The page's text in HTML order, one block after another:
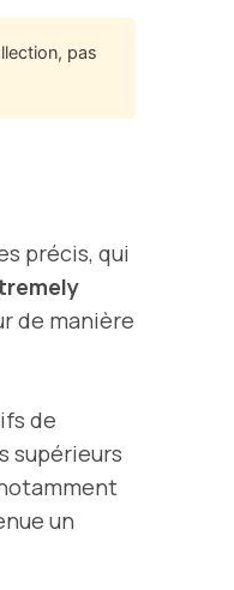
pas
précis, qui
de manière
de
supérieurs
un